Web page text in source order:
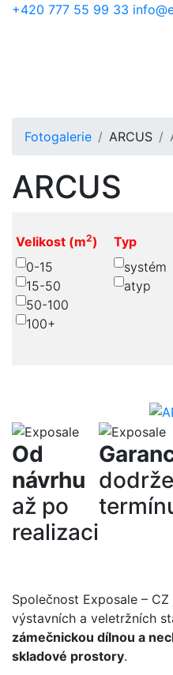
Přejít k hlavnímu obsahu
+420 777 55 99 33
Fotogalerie ARCUS
ARCUS
Velikost (m2)
0-15
15-50
50-100
100+
Typ
systém
atyp
Od
návrhu
až po
realizaci
Společnost Exposale –
výstavních a veletržních
zámečnickou dílnou a
skladové prostory.